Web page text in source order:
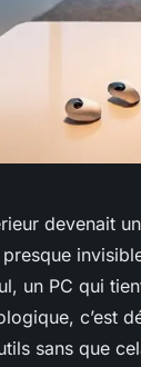
devenait
un PC qui
c’est
sans que